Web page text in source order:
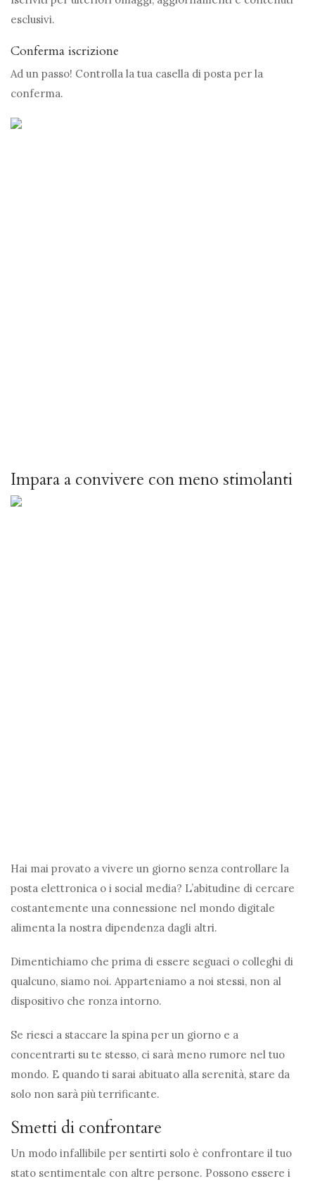
esclusivi.
Conferma iscrizione
Ad un passo! Controlla la tua casella di posta per la
conferma.
Impara a convivere con meno stimolanti
Hai mai provato a vivere un giorno senza controllare la
posta elettronica o i social media? L’abitudine di cercare
costantemente una connessione nel mondo digitale
alimenta la nostra dipendenza dagli altri.
Dimentichiamo che prima di essere seguaci o colleghi di
qualcuno, siamo noi. Apparteniamo a noi stessi, non al
dispositivo che ronza intorno.
Se riesci a staccare la spina per un giorno e a
concentrarti su te stesso, ci sarà meno rumore nel tuo
mondo. E quando ti sarai abituato alla serenità, stare da
solo non sarà più terrificante.
Smetti di confrontare
Un modo infallibile per sentirti solo è confrontare il tuo
stato sentimentale con altre persone. Possono essere i